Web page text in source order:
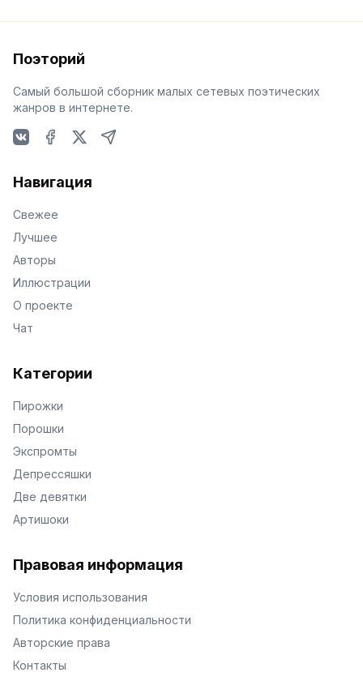
Поэторий
Самый большой сборник малых сетевых поэтических
жанров в интернете.
Навигация
Свежее
Лучшее
Авторы
Иллюстрации
О проекте
Чат
Категории
Пирожки
Порошки
Экспромты
Депрессяшки
Две девятки
Артишоки
Правовая информация
Условия использования
Политика конфиденциальности
Авторские права
Контакты